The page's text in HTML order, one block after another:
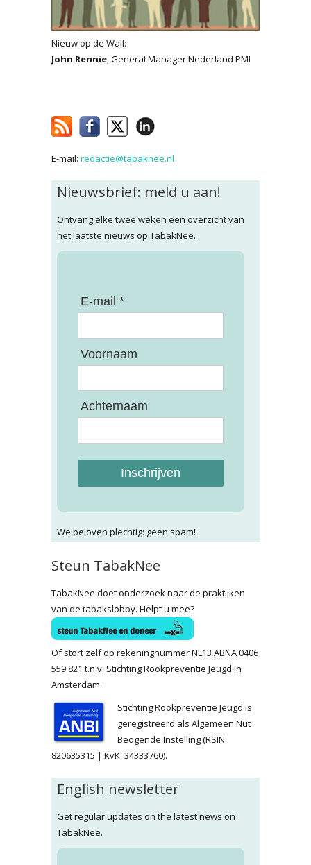
Nieuw op de Wall:
John Rennie, General Manager Nederland PMI
E-mail: redactie@tabaknee.nl
Nieuwsbrief: meld u aan!
Ontvang elke twee weken een overzicht van
het laatste nieuws op TabakNee.
E-mail *
Voornaam
Achternaam
Inschrijven
We beloven plechtig: geen spam!
Steun TabakNee
TabakNee doet onderzoek naar de praktijken
van de tabakslobby. Helpt u mee?
Of stort zelf op rekeningnummer NL13 ABNA 0406
559 821 t.n.v. Stichting Rookpreventie Jeugd in
Amsterdam..
Stichting Rookpreventie Jeugd is
geregistreerd als Algemeen Nut
Beogende Instelling (RSIN:
820635315 | KvK: 34333760).
English newsletter
Get regular updates on the latest news on
TabakNee.